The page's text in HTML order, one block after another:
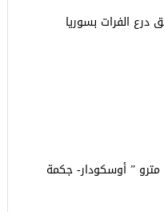
” أوسكودار- جكمة